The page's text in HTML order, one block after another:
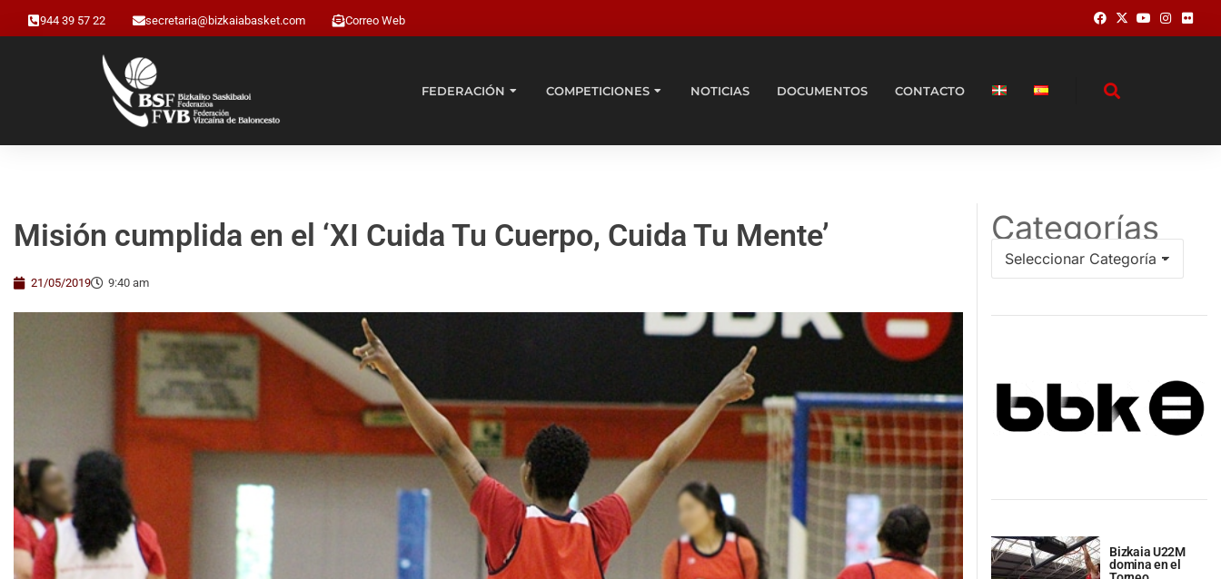
944 39 57 22 secretaria@bizkaiabasket.com Correo Web
FEDERACIÓN COMPETICIONES NOTICIAS DOCUMENTOS CONTACTO
Misión cumplida en el ‘XI Cuida Tu Cuerpo, Cuida Tu Mente’
21/05/2019 9:40 am
Categorías
Bizkaia U22M
domina en el